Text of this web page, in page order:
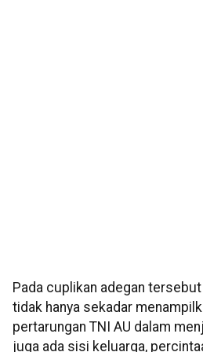
Pada cuplikan adegan
tidak hanya sekadar
pertarungan TNI AU dalam
juga ada sisi keluarga,